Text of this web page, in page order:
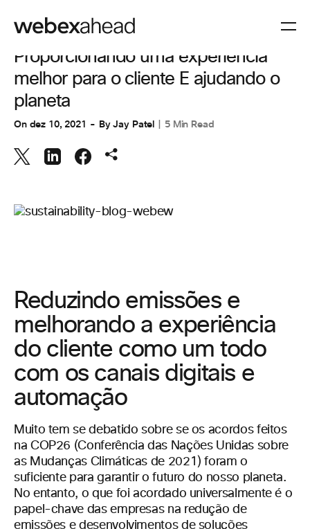
CUSTOMER STORIES,EXPERIÊNCIA DO CLIENTE
Proporcionando uma experiência
melhor para o cliente E ajudando o
planeta
On dez 10, 2021 ByJay Patel 5 Min Read
Reduzindo emissões e
melhorando a experiência
do cliente como um todo
com os canais digitais e
automação
Muito tem se debatido sobre se os acordos feitos
na COP26 (Conferência das Nações Unidas sobre
as Mudanças Climáticas de 2021) foram o
suficiente para garantir o futuro do nosso planeta.
No entanto, o que foi acordado universalmente é o
papel-chave das empresas na redução de
emissões e desenvolvimentos de soluções